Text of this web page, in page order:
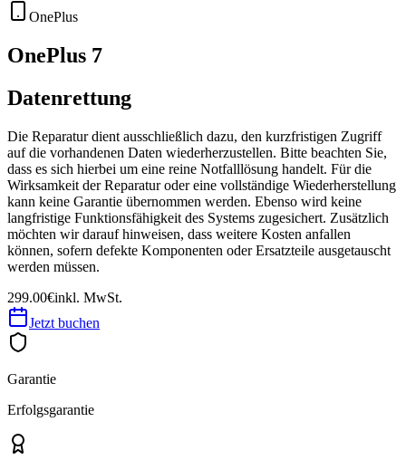
OnePlus
OnePlus 7
Datenrettung
Die Reparatur dient ausschließlich dazu, den kurzfristigen Zugriff
auf die vorhandenen Daten wiederherzustellen. Bitte beachten Sie,
dass es sich hierbei um eine reine Notfalllösung handelt. Für die
Wirksamkeit der Reparatur oder eine vollständige Wiederherstellung
kann keine Garantie übernommen werden. Ebenso wird keine
langfristige Funktionsfähigkeit des Systems zugesichert. Zusätzlich
möchten wir darauf hinweisen, dass weitere Kosten anfallen
können, sofern defekte Komponenten oder Ersatzteile ausgetauscht
werden müssen.
299.00€inkl. MwSt.
Jetzt buchen
Garantie
Erfolgsgarantie